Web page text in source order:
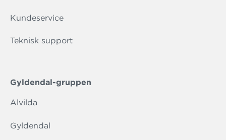
Kundeservice
Teknisk support
Gyldendal-gruppen
Alvilda
Gyldendal